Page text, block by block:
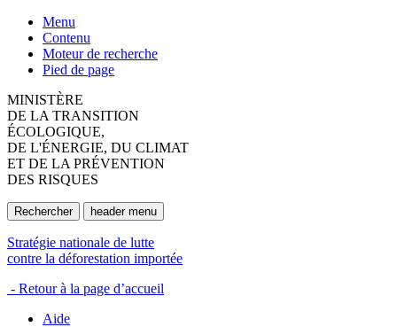
Menu
Contenu
Moteur de recherche
Pied de page
MINISTÈRE
DE LA TRANSITION
ÉCOLOGIQUE,
DE L'ÉNERGIE, DU CLIMAT
ET DE LA PRÉVENTION
DES RISQUES
Rechercher header menu
Stratégie nationale de lutte
contre la déforestation importée
- Retour à la page d’accueil
Aide